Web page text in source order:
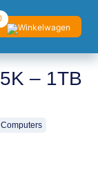
– 1TB